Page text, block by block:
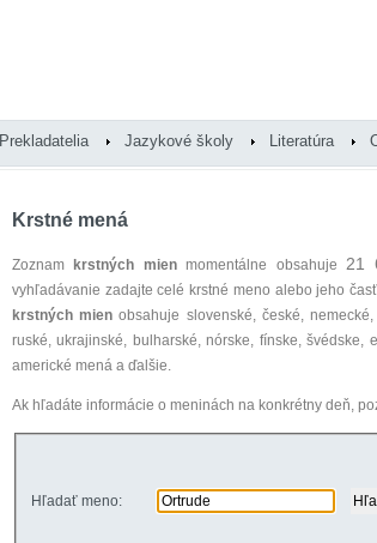
Prekladatelia Jazykové školy Literatúra
Krstné mená
Zoznam krstných mienmomentálne obsahuje 21
vyhľadávanie zadajte celé krstné meno alebo jeho
krstných mien obsahuje slovenské, české,
ruské, ukrajinské, bulharské, nórske, fínske, švédske,
americké mená a ďalšie.
Ak hľadáte informácie o meninách na konkrétny deň,
Hľadať meno: